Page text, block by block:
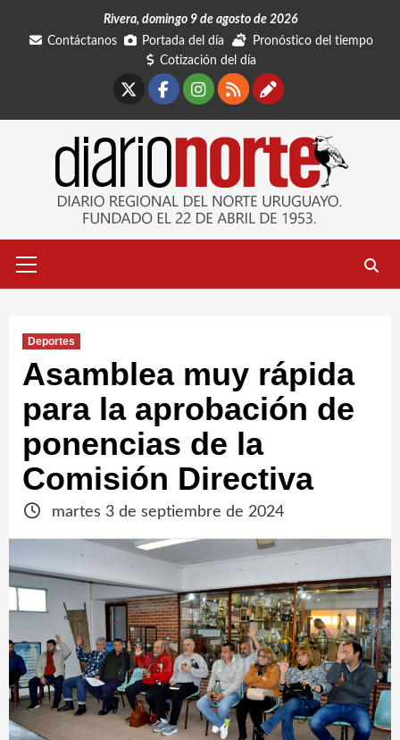
Rivera, domingo 9 de agosto de 2026
Contáctanos
Portada del día
Pronóstico del tiempo
Cotización del día
Facebook
Instagram
RSSContáctanos
primario
Deportes
Asamblea muy rápida
para la aprobación de
ponencias de la
Comisión Directiva
martes 3 de septiembre de 2024